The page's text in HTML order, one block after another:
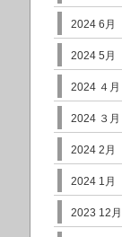
2024 6月
2024 5月
2024 ４月
2024 ３月
2024 2月
2024 1月
2023 12月